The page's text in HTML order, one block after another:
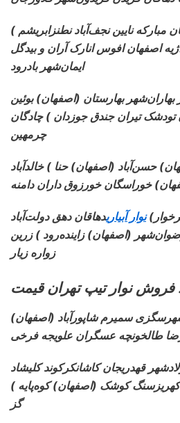
مبارکه نایین نجف‌آباد نطنزابریشم )
اژیه اصفهان افوس انارک آران و بیدگل
ایمان‌شهر بادرود
بهاران‌شهر بهارستان (اصفهان) بوئین
تودشک تیران جندق جوزدان ) چادگان
چرمهین
حسن‌آباد (اصفهان) حنا ) خالدآباد
نوار آبیاریدهاقان دهق دولت‌آباد
(اصفهان) زاینده‌رود ) زرین
زواره زیار
فروش نوار تیپ تهران قیمت
سگزی سمیرم شاپورآباد
قهدریجان کاشانکرکوند کلیشاد
کوشک (اصفهان) کوه‌پایه )
گز